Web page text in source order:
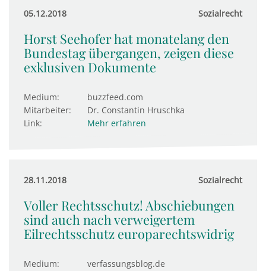
05.12.2018 Sozialrecht
Horst Seehofer hat monatelang den
Bundestag übergangen, zeigen diese
exklusiven Dokumente
Medium:
buzzfeed.com
Mitarbeiter:
Dr. Constantin Hruschka
Link:
Mehr erfahren
28.11.2018 Sozialrecht
Voller Rechtsschutz! Abschiebungen
sind auch nach verweigertem
Eilrechtsschutz europarechtswidrig
Medium: verfassungsblog.de